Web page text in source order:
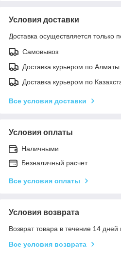
Условия доставки
Доставка осуществляется только
Самовывоз
Доставка курьером по Алматы
Доставка курьером по
Все условия доставки
Условия оплаты
Наличными
Безналичный расчет
Все условия оплаты
Условия возврата
Возврат товара в течение 14 дней
Все условия возврата